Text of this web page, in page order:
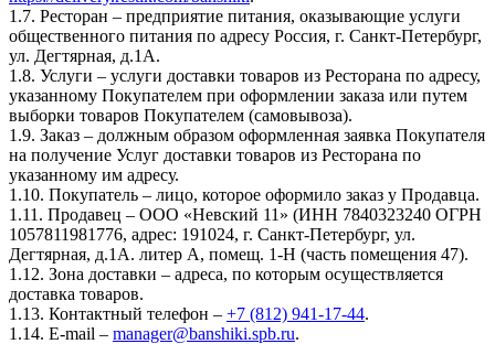
1.7. Ресторан – предприятие питания, оказывающие услуги
общественного питания по адресу Россия, г. Санкт-Петербург,
ул. Дегтярная, д.1А.
1.8. Услуги – услуги доставки товаров из Ресторана по адресу,
указанному Покупателем при оформлении заказа или путем
выборки товаров Покупателем (самовывоза).
1.9. Заказ – должным образом оформленная заявка Покупателя
на получение Услуг доставки товаров из Ресторана по
указанному им адресу.
1.10. Покупатель – лицо, которое оформило заказ у Продавца.
1.11. Продавец – ООО «Невский 11» (ИНН 7840323240 ОГРН
1057811981776, адрес: 191024, г. Санкт-Петербург, ул.
Дегтярная, д.1А. литер А, помещ. 1-Н (часть помещения 47).
1.12. Зона доставки – адреса, по которым осуществляется
доставка товаров.
1.13. Контактный телефон – +7 (812) 941-17-44.
1.14. E-mail – manager@banshiki.spb.ru.